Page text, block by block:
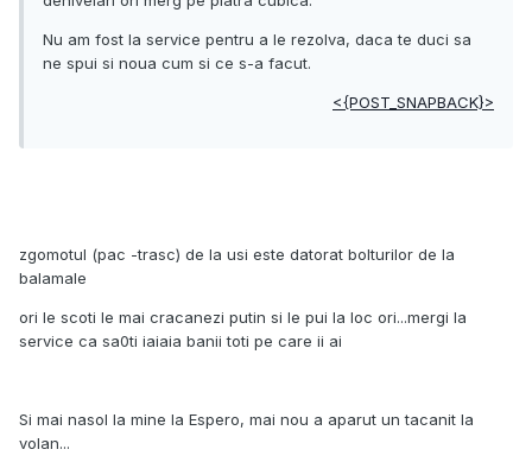
Nu am fost la service pentru a le rezolva, daca te duci sa
ne spui si noua cum si ce s-a facut.
<{POST_SNAPBACK}>
zgomotul (pac -trasc) de la usi este datorat bolturilor de la
balamale
ori le scoti le mai cracanezi putin si le pui la loc ori...mergi la
service ca sa0ti iaiaia banii toti pe care ii ai
Si mai nasol la mine la Espero, mai nou a aparut un tacanit la
volan...